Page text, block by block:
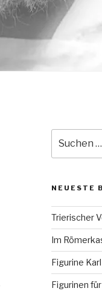
nach:
NEUESTE
Trierischer
Im
Figurine
Figurinen